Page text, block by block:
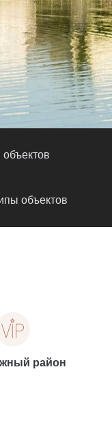
объектов
район